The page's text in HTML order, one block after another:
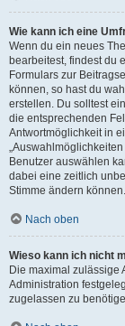
Wie kann ich eine
Wenn du ein neues
bearbeitest, findest du
Formulars zur
können, so hast du
erstellen. Du solltest
die entsprechenden
Antwortmöglichkeit in
Benutzer auswählen
dabei eine zeitlich
Stimme ändern können.
Nach oben
Wieso kann ich nicht
Die maximal zulässige
Administration
zugelassen zu